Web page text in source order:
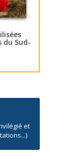
du Sud-
et